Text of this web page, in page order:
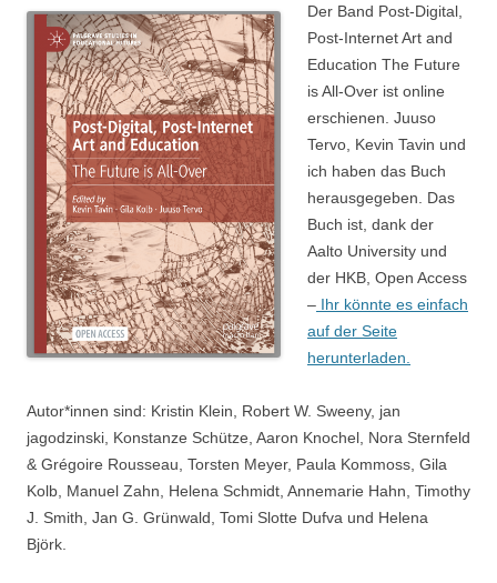
Der Band Post-Digital,
Post-Internet Art and
Education The Future
is All-Over ist online
erschienen. Juuso
Tervo, Kevin Tavin und
ich haben das Buch
herausgegeben. Das
Buch ist, dank der
Aalto University und
der HKB, Open Access
– Ihr könnte es einfach
auf der Seite
herunterladen.
Autor*innen sind: Kristin Klein, Robert W. Sweeny, jan
jagodzinski, Konstanze Schütze, Aaron Knochel, Nora Sternfeld
& Grégoire Rousseau, Torsten Meyer, Paula Kommoss, Gila
Kolb, Manuel Zahn, Helena Schmidt, Annemarie Hahn, Timothy
J. Smith, Jan G. Grünwald, Tomi Slotte Dufva und Helena
Björk.